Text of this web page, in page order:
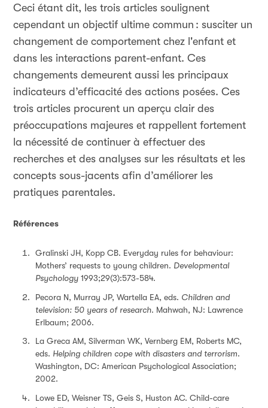
Ceci étant dit, les trois articles soulignent
cependant un objectif ultime commun : susciter un
changement de comportement chez l'enfant et
dans les interactions parent-enfant. Ces
changements demeurent aussi les principaux
indicateurs d’efficacité des actions posées. Ces
trois articles procurent un aperçu clair des
préoccupations majeures et rappellent fortement
la nécessité de continuer à effectuer des
recherches et des analyses sur les résultats et les
concepts sous-jacents afin d’améliorer les
pratiques parentales.
Références
Gralinski JH, Kopp CB. Everyday rules for behaviour:
Mothers’ requests to young children. Developmental
Psychology 1993;29(3):573-584.
Pecora N, Murray JP, Wartella EA, eds. Children and
television: 50 years of research. Mahwah, NJ: Lawrence
Erlbaum; 2006.
La Greca AM, Silverman WK, Vernberg EM, Roberts MC,
eds. Helping children cope with disasters and terrorism.
Washington, DC: American Psychological Association;
2002.
Lowe ED, Weisner TS, Geis S, Huston AC. Child-care